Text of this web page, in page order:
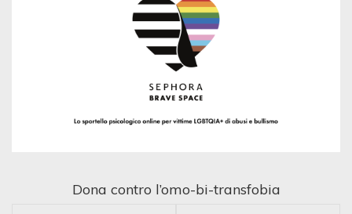
Dona contro l’omo-bi-transfobia